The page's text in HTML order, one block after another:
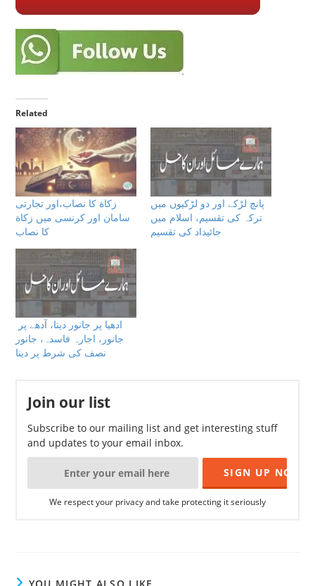
Related
زكاة كا نصاب،اور تجارتى
سامان اور كرنسى ميں زكاة
كا نصاب
پانچ لڑکے اور دو لڑکیوں میں
ترکہ کی تقسیم، اسلام میں
جائیداد کی تقسیم
جانور، اجارہ فاسدہ، جانور
نصف کی شرط پر دینا
Join our list
Subscribe to our mailing list and get interesting stuff
and updates to your email inbox.
We respect your privacy and take protecting it seriously